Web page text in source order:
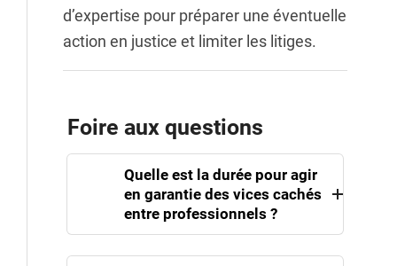
d’expertise pour préparer une éventuelle
action en justice et limiter les litiges.
Foire aux questions
Quelle est la durée pour agir
en garantie des vices cachés
entre professionnels ?